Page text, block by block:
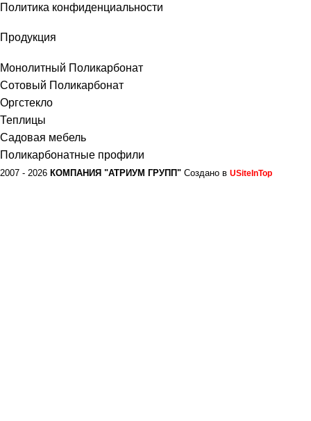
Политика конфиденциальности
Продукция
Монолитный Поликарбонат
Сотовый Поликарбонат
Оргстекло
Теплицы
Садовая мебель
Поликарбонатные профили
2007 - 2026 КОМПАНИЯ "АТРИУМ ГРУПП" Создано в USiteInTop